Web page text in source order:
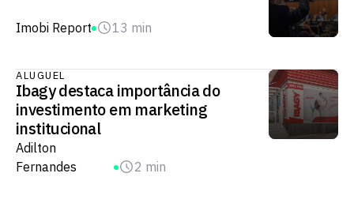
Imobi Report 13 min
ALUGUEL
Ibagy destaca importância do
investimento em marketing
institucional
Adilton
Fernandes
2 min